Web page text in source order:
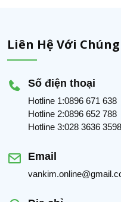
Liên Hệ Với
Số điện thoại
Hotline 1:0896 671 638
Hotline 2:0896 652 788
Hotline 3:028 3636 3598
Email